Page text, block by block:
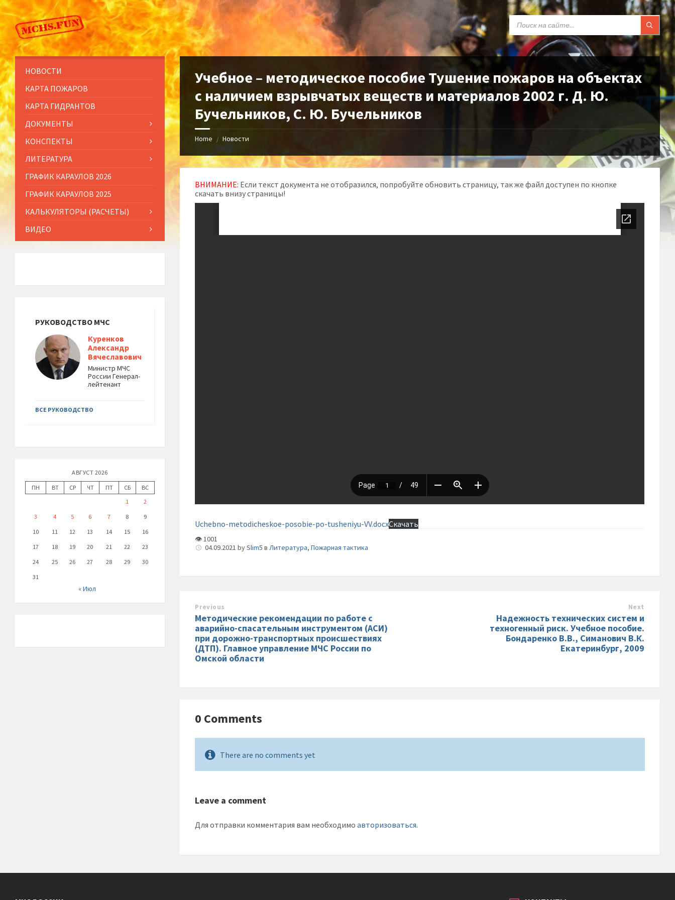
Skip
to
content
Skip
to
left
sidebar
Skip
to
footer
SEARCH:
Учебное – методическое пособие Тушение пожаров на объектах
с наличием взрывчатых веществ и материалов 2002 г. Д. Ю.
Бучельников, С. Ю. Бучельников
Home / Новости
ВНИМАНИЕ: Если текст документа не отобразился, попробуйте обновить страницу, так же файл доступен по кнопке
скачать внизу страницы!
Uchebno-metodicheskoe-posobie-po-tusheniyu-VV.docxСкачать
👁 1001
04.09.2021bySlim5 вЛитература,Пожарная тактика
Previous
Методические рекомендации по работе с
аварийно-спасательным инструментом (АСИ)
при дорожно-транспортных происшествиях
(ДТП). Главное управление МЧС России по
Омской области
Next
Надежность технических систем и
техногенный риск. Учебное пособие.
Бондаренко В.В., Симанович В.К.
Екатеринбург, 2009
0 Comments
There are no comments yet
Leave a comment
Для отправки комментария вам необходимоавторизоваться.
НОВОСТИ
КАРТА ПОЖАРОВ
КАРТА ГИДРАНТОВ
ДОКУМЕНТЫ
КОНСПЕКТЫ
ЛИТЕРАТУРА
ГРАФИК КАРАУЛОВ 2026
ГРАФИК КАРАУЛОВ 2025
КАЛЬКУЛЯТОРЫ (РАСЧЕТЫ)
ВИДЕО
РУКОВОДСТВО МЧС
Куренков
Александр
Вячеславович
Министр МЧС
России Генерал-
лейтенант
ВСЕ РУКОВОДСТВО
АВГУСТ 2026
ПН
ВТ СР ЧТ ПТ СБ
ВС
1
2
3
4 5 6 7 8
9
10
11 12 13 14 15
16
17
18 19 20 21 22
23
24
25 26 27 28 29
30
31
« Июл